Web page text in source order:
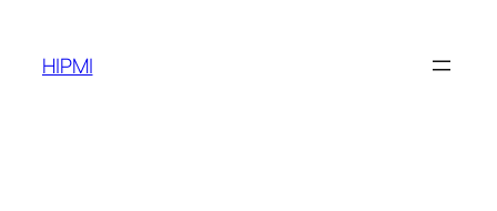
content
HIPMI